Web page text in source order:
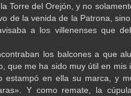
Torre del Orejón, y no
de la venida de la Patrona,
a los villenenses que
los balcones a que
que me ha sido muy útil en mis
estampó en ella su marca, y
Y como remate, la